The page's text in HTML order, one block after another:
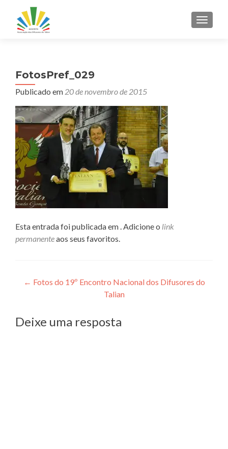
FotosPref_029
Publicado em 20 de novembro de 2015
Esta entrada foi publicada em . Adicione o link
permanenteaos seus favoritos.
Navegação
Post
← Fotos do 19º Encontro Nacional dos Difusores do
Talian
Deixe uma resposta